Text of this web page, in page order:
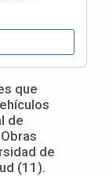
que
de
de
(11).